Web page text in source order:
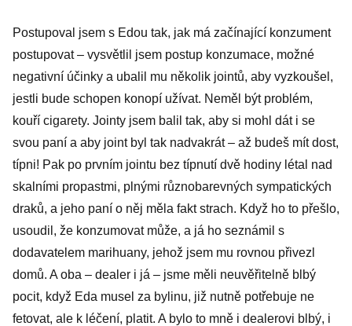
Postupoval jsem s Edou tak, jak má začínající konzument
postupovat – vysvětlil jsem postup konzumace, možné
negativní účinky a ubalil mu několik jointů, aby vyzkoušel,
jestli bude schopen konopí užívat. Neměl být problém,
kouří cigarety. Jointy jsem balil tak, aby si mohl dát i se
svou paní a aby joint byl tak nadvakrát – až budeš mít dost,
típni! Pak po prvním jointu bez típnutí dvě hodiny létal nad
skalními propastmi, plnými různobarevných sympatických
draků, a jeho paní o něj měla fakt strach. Když ho to přešlo,
usoudil, že konzumovat může, a já ho seznámil s
dodavatelem marihuany, jehož jsem mu rovnou přivezl
domů. A oba – dealer i já – jsme měli neuvěřitelně blbý
pocit, když Eda musel za bylinu, již nutně potřebuje ne
fetovat, ale k léčení, platit. A bylo to mně i dealerovi blbý, i